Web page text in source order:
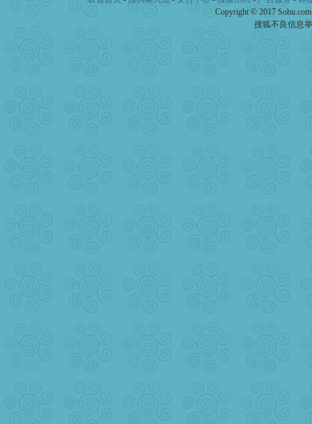
Copyright © 2017
搜狐不良信息